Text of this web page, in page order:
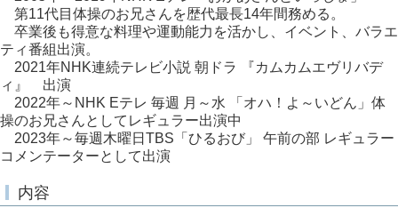
第11代目体操のお兄さんを歴代最長14年間務める。
卒業後も得意な料理や運動能力を活かし、イベント、バラエ
ティ番組出演。
2021年NHK連続テレビ小説 朝ドラ 『カムカムエヴリバデ
ィ』 出演
2022年～NHK Eテレ 毎週 月～水 「オハ！よ～いどん」体
操のお兄さんとしてレギュラー出演中
2023年～毎週木曜日TBS「ひるおび」 午前の部 レギュラー
コメンテーターとして出演
内容